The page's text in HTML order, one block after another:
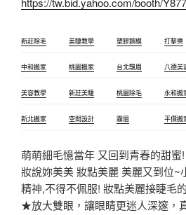
新莊除毛 美睫教學 塑膠鋼模 打擊樂
中和搬家 桃園搬家 台北飄眉 八德美
美容教學 新莊美睫 桃園除毛 永和搬
新北搬家 空間設計 霧眉 平價搬
萌萌細毛憶當年 又回到青春的甜
妝說妳美美 妝點美麗 美麗又到位~
精神,不得不佩服! 妝點美麗接睫毛
★放大雙眼，讓眼睛更迷人深邃，